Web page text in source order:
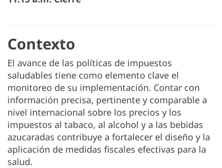
Contexto
El avance de las políticas de impuestos
saludables tiene como elemento clave el
monitoreo de su implementación. Contar con
información precisa, pertinente y comparable a
nivel internacional sobre los precios y los
impuestos al tabaco, al alcohol y a las bebidas
azucaradas contribuye a fortalecer el diseño y la
aplicación de medidas fiscales efectivas para la
salud.